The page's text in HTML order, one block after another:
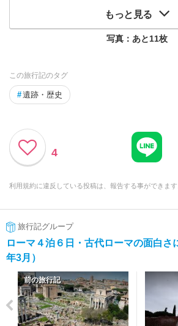
もっと見る
写真：あと11枚
この旅行記のタグ
#遺跡・歴史
4
利用規約に違反している投稿は、報告する事ができます
旅行記グループ
ローマ４泊６日・古代ローマの面白さ
年3月）
前の旅行記